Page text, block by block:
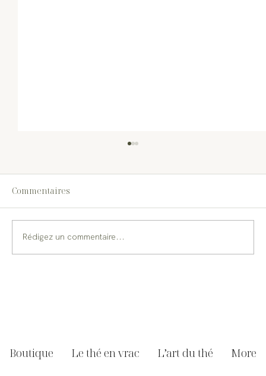
Commentaires
Rédigez un commentaire...
Boutique Le thé en vrac L’art du thé More